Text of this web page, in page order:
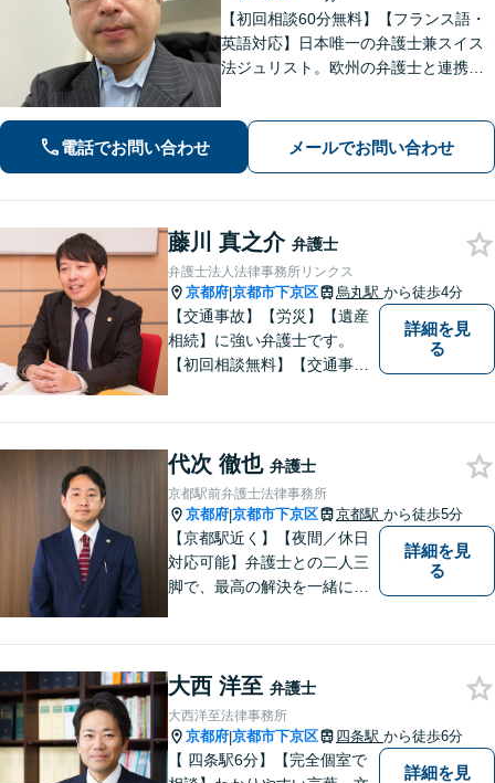
【初回相談60分無料】【フランス語・
英語対応】日本唯一の弁護士兼スイス
法ジュリスト。欧州の弁護士と連携し
上げ／英仏日契約法務／ハーグ条約案
件などお任せ【WEB対応｜休日・夜間
電話でお問い合わせ メールでお問い合わせ
藤川 真之介 弁護士
弁護士法人法律事務所リンクス
京都府|京都市下京区 烏丸駅 から徒歩4分
【交通事故】【労災】【遺産
相続】に強い弁護士です。
【初回相談無料】【交通事故
徒歩５分】の法律事務所リン
クスの代表弁護士で【弁護士
経験１０年以上】になりま
す。
詳細を見
る
代次 徹也 弁護士
京都駅前弁護士法律事務所
京都府|京都市下京区 京都駅 から徒歩5分
【京都駅近く】【夜間／休日
対応可能】弁護士との二人三
脚で、最高の解決を一緒に目
可能です。【地域に根ざした
弁護士】まずは当事務所の無
料法律相談をご体験くださ
い。
詳細を見
る
大西 洋至 弁護士
大西洋至法律事務所
京都府|京都市下京区 四条駅 から徒歩6分
【 四条駅6分】【完全個室で
詳細を見